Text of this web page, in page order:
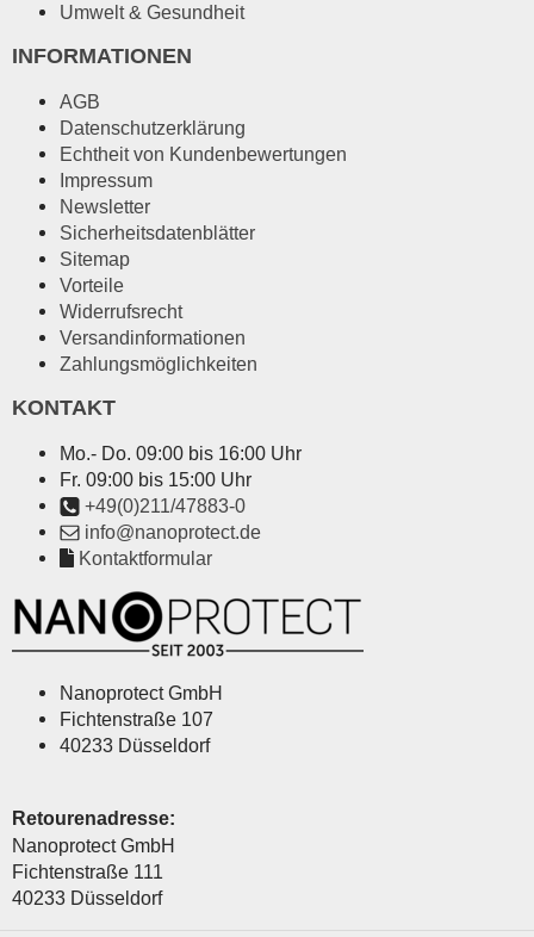
Umwelt & Gesundheit
INFORMATIONEN
AGB
Datenschutzerklärung
Echtheit von Kundenbewertungen
Impressum
Newsletter
Sicherheitsdatenblätter
Sitemap
Vorteile
Widerrufsrecht
Versandinformationen
Zahlungsmöglichkeiten
KONTAKT
Mo.- Do. 09:00 bis 16:00 Uhr
Fr. 09:00 bis 15:00 Uhr
+49(0)211/47883-0
info@nanoprotect.de
Kontaktformular
Nanoprotect GmbH
Fichtenstraße 107
40233 Düsseldorf
Retourenadresse:
Nanoprotect GmbH
Fichtenstraße 111
40233 Düsseldorf